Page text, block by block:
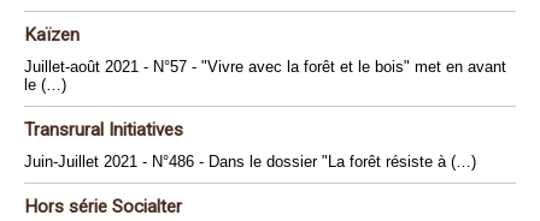
Kaïzen
Juillet-août 2021 - N°57 - "Vivre avec la forêt et le bois" met en avant
le (…)
Transrural Initiatives
Juin-Juillet 2021 - N°486 - Dans le dossier "La forêt résiste à (…)
Hors série Socialter